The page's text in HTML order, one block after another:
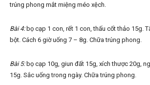
trúng phong mắt miệng méo xệch.
Bài 4:bọ cạp 1 con, rết 1 con, thấu cốt thảo 15g.
bột. Cách 6 giờ uống 7 – 8g. Chữa trúng phong.
Bài 5:bọ cạp 10g, giun đất 15g, xích thược 20g,
15g. Sắc uống trong ngày. Chữa trúng phong.